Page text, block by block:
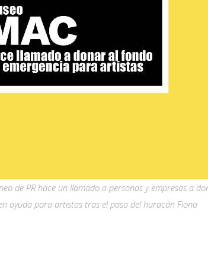
de PR hace un llamado a personas y empresas a
ayuda para artistas tras el paso del huracán Fiona